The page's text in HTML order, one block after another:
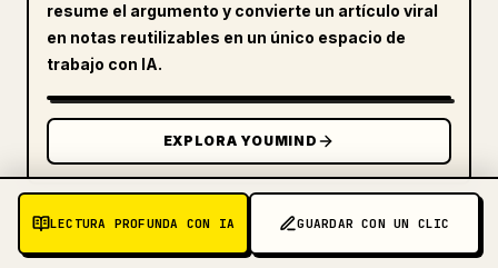
LECTURA PROFUNDA CON IA GUARDAR CON UN CLIC
resume el argumento y convierte un artículo viral
en notas reutilizables en un único espacio de
trabajo con IA.
EXPLORA YOUMIND